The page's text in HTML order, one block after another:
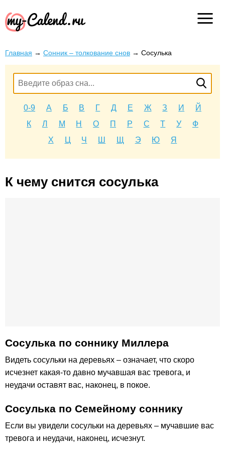
Главная → Сонник – толкование снов → Сосулька
0-9 А Б В Г Д Е Ж З И
Й
К
Л М Н О П Р С Т У
Ф
Х
Ц Ч Ш Щ Э Ю Я
К чему снится сосулька
Сосулька по cоннику Миллера
Видеть сосульки на деревьях – означает, что скоро
исчезнет какая-то давно мучавшая вас тревога, и
неудачи оставят вас, наконец, в покое.
Сосулька по Семейному соннику
Если вы увидели сосульки на деревьях – мучавшие вас
тревога и неудачи, наконец, исчезнут.